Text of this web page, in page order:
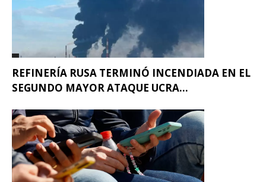
REFINERÍA RUSA TERMINÓ INCENDIADA EN EL
SEGUNDO MAYOR ATAQUE UCRA...